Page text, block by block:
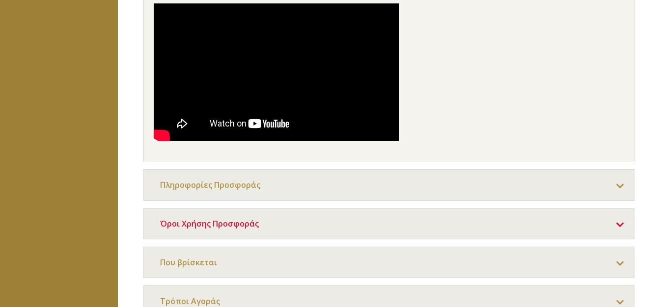
Πληροφορίες Προσφοράς
Όροι Χρήσης Προσφοράς
Που βρίσκεται
Τρόποι Αγοράς